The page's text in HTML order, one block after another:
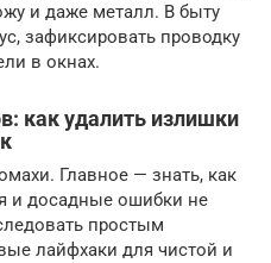
и даже металл. В быту
зафиксировать проводку
в окнах.
как удалить излишки
Главное — знать, как
и досадные ошибки не
простым
лайфхаки для чистой и